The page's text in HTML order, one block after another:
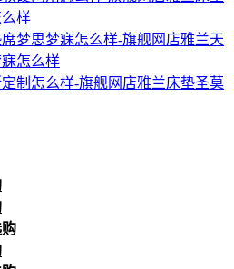
样
雅兰天
怎么样
雅兰床垫圣莫